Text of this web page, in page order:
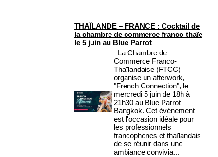
THAÏLANDE – FRANCE : Cocktail de
la chambre de commerce franco-thaïe
le 5 juin au Blue Parrot
La Chambre de
Commerce Franco-
Thaïlandaise (FTCC)
organise un afterwork,
"French Connection", le
mercredi 5 juin de 18h à
21h30 au Blue Parrot
Bangkok. Cet événement
est l'occasion idéale pour
les professionnels
francophones et thaïlandais
de se réunir dans une
ambiance convivia...